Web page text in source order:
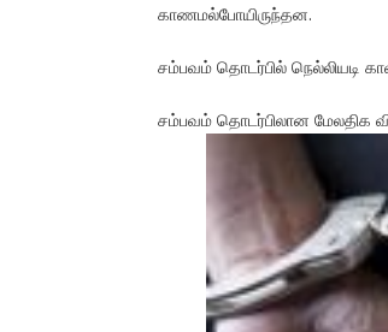
காணமல்போயிருந்தன.
சம்பவம் தொடர்பில் நெல்லியடி
சம்பவம் தொடர்பிலான மேலதிக